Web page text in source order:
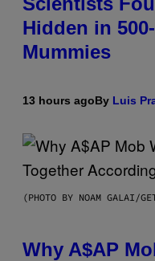
Hidden in
Mummies
13 hours agoBy Luis
(PHOTO BY NOAM GALAI/
Why A$AP